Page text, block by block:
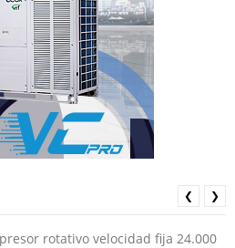
rotativo velocidad fija 24.000
❮ ❯